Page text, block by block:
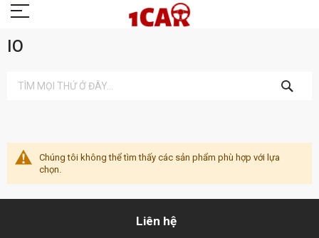
IO
KIẾM
Chúng tôi không thể tìm thấy các sản phẩm phù hợp với lựa
chọn.
Liên hệ